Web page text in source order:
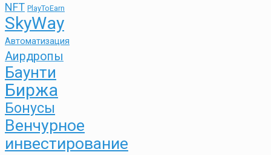
NFT PlayToEarn
SkyWay
Автоматизация
Аирдропы
Баунти
Биржа
Бонусы
Венчурное
инвестирование